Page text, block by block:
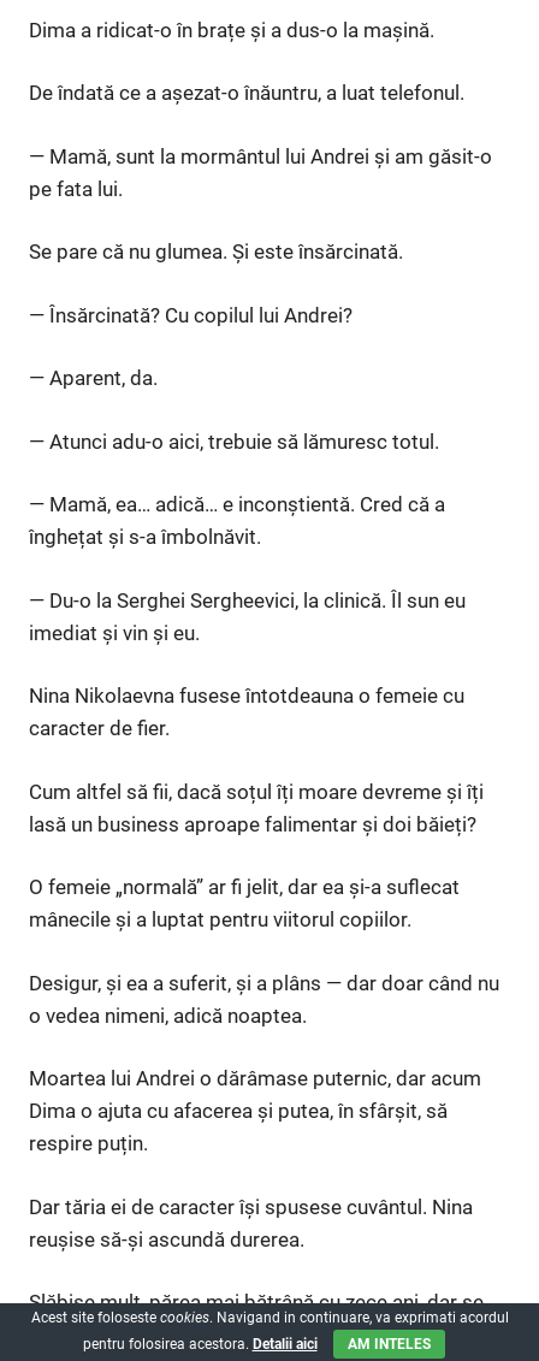
Dima a ridicat-o în brațe și a dus-o la mașină.
De îndată ce a așezat-o înăuntru, a luat telefonul.
— Mamă, sunt la mormântul lui Andrei și am găsit-o
pe fata lui.
Se pare că nu glumea. Și este însărcinată.
— Însărcinată? Cu copilul lui Andrei?
— Aparent, da.
— Atunci adu-o aici, trebuie să lămuresc totul.
— Mamă, ea… adică… e inconștientă. Cred că a
înghețat și s-a îmbolnăvit.
— Du-o la Serghei Sergheevici, la clinică. Îl sun eu
imediat și vin și eu.
Nina Nikolaevna fusese întotdeauna o femeie cu
caracter de fier.
Cum altfel să fii, dacă soțul îți moare devreme și îți
lasă un business aproape falimentar și doi băieți?
O femeie „normală” ar fi jelit, dar ea și-a suflecat
mânecile și a luptat pentru viitorul copiilor.
Desigur, și ea a suferit, și a plâns — dar doar când nu
o vedea nimeni, adică noaptea.
Moartea lui Andrei o dărâmase puternic, dar acum
Dima o ajuta cu afacerea și putea, în sfârșit, să
respire puțin.
Dar tăria ei de caracter își spusese cuvântul. Nina
reușise să-și ascundă durerea.
Slăbise mult, părea mai bătrână cu zece ani, dar se
ținea dreaptă, ca o statuie din piatră.
Acest site foloseste cookies. Navigand in continuare, va exprimati acordul
pentru folosirea acestora. Detalii aici AM INTELES